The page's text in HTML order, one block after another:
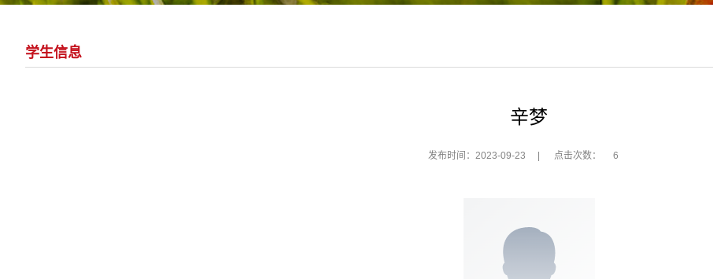
学生信息
辛梦
发布时间：2023-09-23 点击次数： 6